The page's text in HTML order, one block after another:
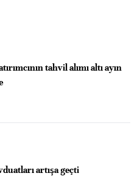
tahvil alımı altı ayın
artışa geçti